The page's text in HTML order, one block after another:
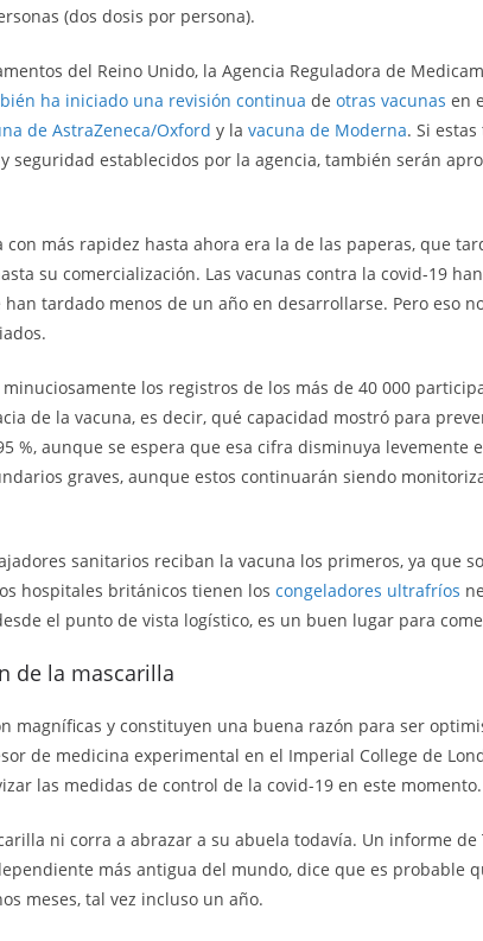
(dos dosis por persona).
del Reino Unido, la Agencia Reguladora de
ha iniciado una revisión continua de otras vacunas en
de AstraZeneca/Oxford y la vacuna de Moderna. Si
seguridad establecidos por la agencia, también serán
con más rapidez hasta ahora era la de las paperas, que
su comercialización. Las vacunas contra la covid-19
tardado menos de un año en desarrollarse. Pero eso
minuciosamente los registros de los más de 40 000
de la vacuna, es decir, qué capacidad mostró para
%, aunque se espera que esa cifra disminuya levemente
graves, aunque estos continuarán siendo
sanitarios reciban la vacuna los primeros, ya que
hospitales británicos tienen los congeladores ultrafríos
el punto de vista logístico, es un buen lugar para
de la mascarilla
magníficas y constituyen una buena razón para ser
de medicina experimental en el Imperial College de
las medidas de control de la covid-19 en este momento.
ni corra a abrazar a su abuela todavía. Un informe de
más antigua del mundo, dice que es probable
meses, tal vez incluso un año.